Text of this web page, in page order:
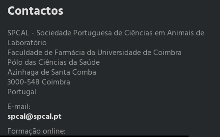
Contactos
SPCAL - Sociedade Portuguesa de Ciências em Animais de
Laboratório
Faculdade de Farmácia da Universidade de Coimbra
Pólo das Ciências da Saúde
Azinhaga de Santa Comba
3000-548 Coimbra
Portugal
E-mail:
spcal@spcal.pt
Formação online: